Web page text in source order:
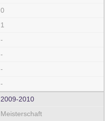
0
1
-
-
-
-
2009‑2010
Meisterschaft